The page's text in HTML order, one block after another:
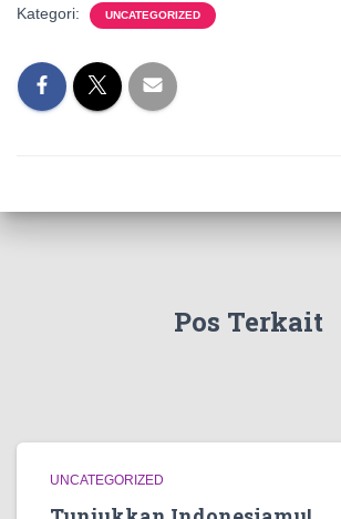
Kategori: UNCATEGORIZED
Pos Terkait
UNCATEGORIZED